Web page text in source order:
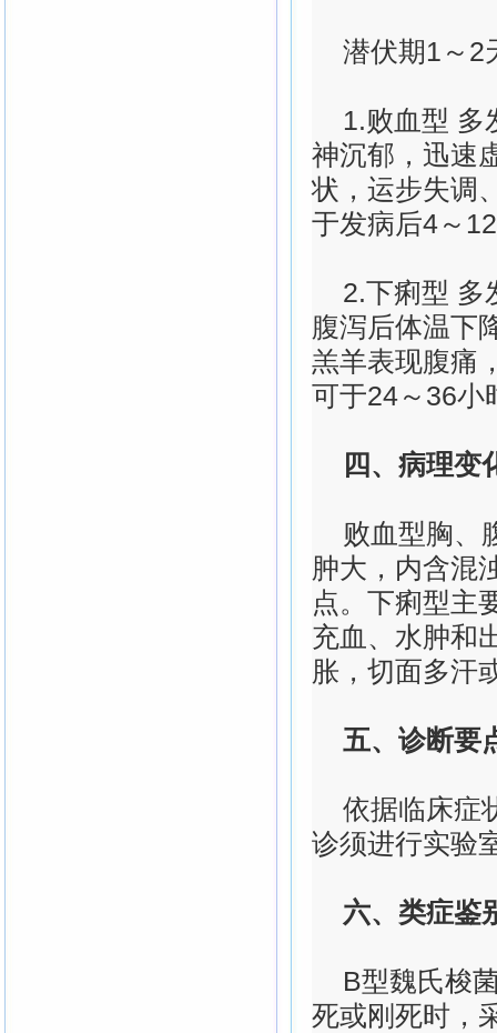
潜伏期1～2
1.败血型 多
神沉郁，迅速
状，运步失调
于发病后4～
2.下痢型 多
腹泻后体温下
羔羊表现腹痛
可于24～36小
四、病理变
败血型胸、
肿大，内含混
点。下痢型主
充血、水肿和
胀，切面多汗
五、诊断要
依据临床症
诊须进行实验
六、类症鉴
B型魏氏梭菌
死或刚死时，